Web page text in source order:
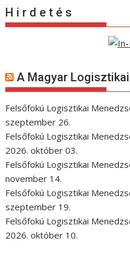
H i r d e t é s
A Magyar
Felsőfokú Logisztikai
szeptember 26.
Felsőfokú Logisztikai
2026. október 03.
Felsőfokú Logisztikai
november 14.
Felsőfokú Logisztikai
szeptember 19.
Felsőfokú Logisztikai
2026. október 10.